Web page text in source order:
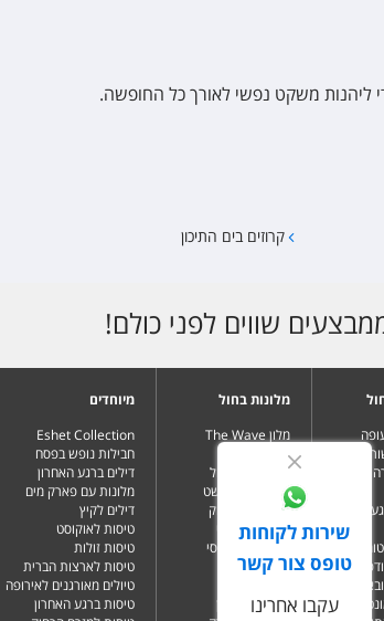
שירות לקוחות
טופס צור קשר
עקבו אחרינו
ליהנות משקט נפשי לאורך כל החופשה.
קרוזים בים התיכון
שווים לפני כולם!
כניסה
בלי
מלונות בחול
מלון The Wave
Resort
מלונות בלימסול
מלונות בבודפשט
מלונות בבנגקוק
מלונות בבטומי
מלונות בטביליסי
מלונות בברלין
מלונות בלונדון
מיוחדים
Eshet Collection
חבילות נופש בפסח
דילים ברגע האחרון
מלונות עם פארק מים
דילים לקיץ
טיסות לאוקוסט
טיסות זולות
טיסות לארצות הברית
טיולים מאורגנים לאירופה
טיסות ברגע האחרון